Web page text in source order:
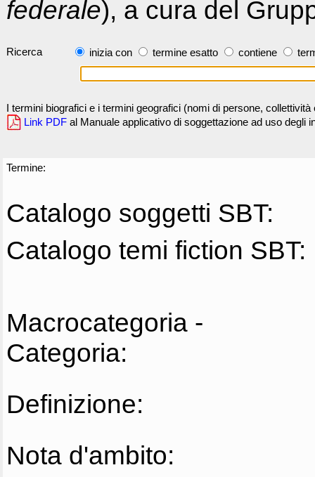
federale), a cura del
Ricerca inizia con termine esatto contiene
I termini biografici e i termini geografici (nomi di persone,
Link PDF al Manuale applicativo di soggettazione ad uso degli
Termine:
Catalogo soggetti SBT:
Catalogo temi fiction SBT:
Macrocategoria -
Categoria:
Definizione:
Nota d'ambito: